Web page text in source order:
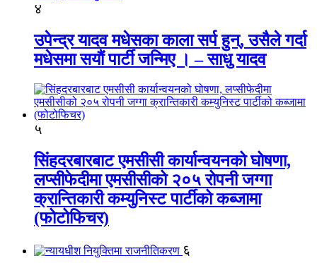
४
उपेन्द्र यादव मधेसका काला सर्प हुन्, उसैले गर्दा
मधेसमा सयौं पार्टी जन्मिए । – साधु यादव
५
सिंहदरबारबाट एमसीसी कार्यान्वयनको घोषणा,
लप्सीफेदीमा एमसीसीको २०५ रोपनी जग्गा
क्रान्तिकारी कम्युनिस्ट पार्टीको कब्जामा
(फोटोफिचर)
६